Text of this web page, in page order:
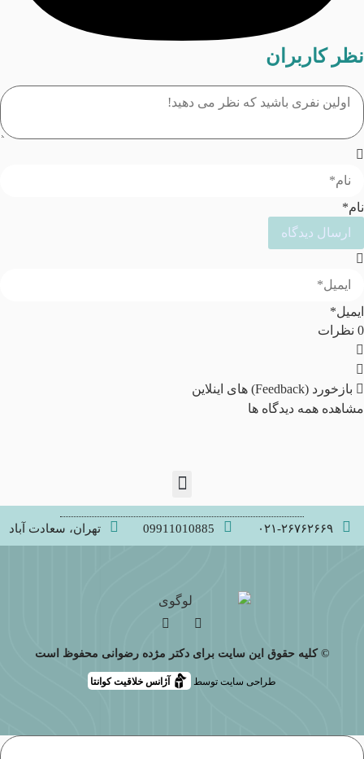
نظر کاربران
نام*
ایمیل*
0 نظرات
بازخورد (Feedback) های اینلاین
مشاهده همه دیدگاه ها
۰۲۱-۲۶۷۶۲۶۶۹ 09911010885 تهران، سعادت آباد
© کلیه حقوق این سایت برای دکتر مژده رضوانی محفوظ است
طراحی سایت توسط آژانس خلاقیت کوانتا